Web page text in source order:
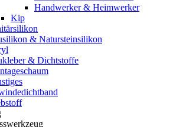
Handwerker & Heimwerker
Kip
& Natursteinsilikon
& Dichtstoffe